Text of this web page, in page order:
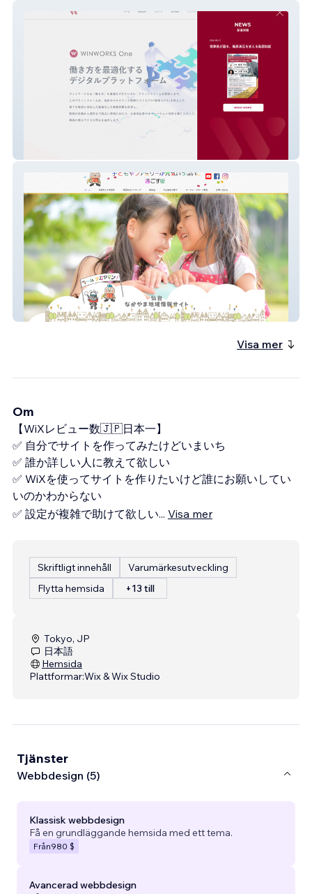
中山地域情報サイト
Visa mer
Om
【WiXレビュー数🇯🇵日本一】
✅ 自分でサイトを作ってみたけどいまいち
✅ 誰か詳しい人に教えて欲しい
✅ WiXを使ってサイトを作りたいけど誰にお願いしてい
いのかわからない
✅ 設定が複雑で助けて欲しい... Visa mer
Skriftligt innehåll
Varumärkesutveckling
Flytta hemsida
+13 till
Tokyo, JP
日本語
Hemsida
Plattformar:Wix & Wix Studio
Tjänster
Webbdesign (5)
Klassisk webbdesign
Få en grundläggande hemsida med ett tema.
Från980 $
Avancerad webbdesign